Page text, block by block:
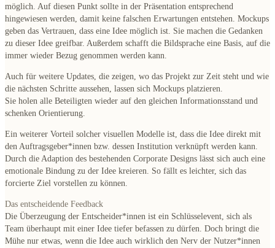
möglich. Auf diesen Punkt sollte in der Präsentation entsprechend
hingewiesen werden, damit keine falschen Erwartungen entstehen. Mockups
geben das Vertrauen, dass eine Idee möglich ist. Sie machen die Gedanken
zu dieser Idee greifbar. Außerdem schafft die Bildsprache eine Basis, auf die
immer wieder Bezug genommen werden kann.
Auch für weitere Updates, die zeigen, wo das Projekt zur Zeit steht und wie
die nächsten Schritte aussehen, lassen sich Mockups platzieren.
Sie holen alle Beteiligten wieder auf den gleichen Informationsstand und
schenken Orientierung.
Ein weiterer Vorteil solcher visuellen Modelle ist, dass die Idee direkt mit
den Auftragsgeber*innen bzw. dessen Institution verknüpft werden kann.
Durch die Adaption des bestehenden Corporate Designs lässt sich auch eine
emotionale Bindung zu der Idee kreieren. So fällt es leichter, sich das
forcierte Ziel vorstellen zu können.
Das entscheidende Feedback
Die Überzeugung der Entscheider*innen ist ein Schlüsselevent, sich als
Team überhaupt mit einer Idee tiefer befassen zu dürfen. Doch bringt die
Mühe nur etwas, wenn die Idee auch wirklich den Nerv der Nutzer*innen